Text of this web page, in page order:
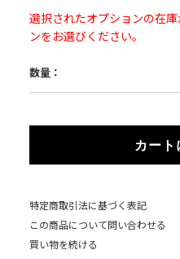
選択されたオプションの在
ンをお選びください。
数量：
カート
特定商取引法に基づく表記
この商品について問い合わせる
買い物を続ける